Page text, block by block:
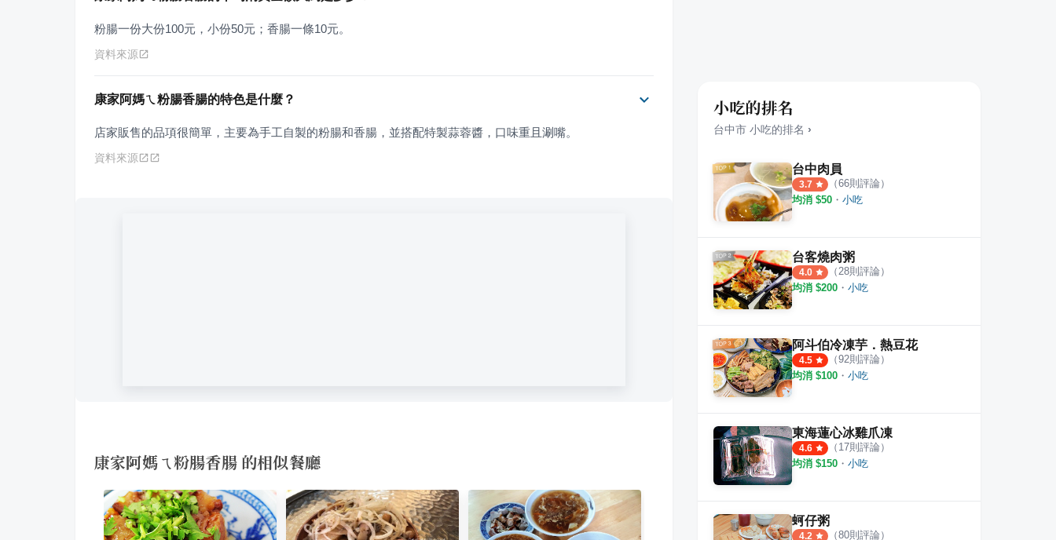
粉腸一份大份100元，小份50元；香腸一條10元。
資料來源
康家阿媽ㄟ粉腸香腸的特色是什麼？
店家販售的品項很簡單，主要為手工自製的粉腸和香腸，並搭配特製蒜蓉醬，口味重且涮嘴。
資料來源
康家阿媽ㄟ粉腸香腸 的相似餐廳
小吃的排名
台中市 小吃的排名 ›
台中肉員
3.7 （66則評論）
均消 $50 ・ 小吃
台客燒肉粥
4.0 （28則評論）
均消 $200 ・ 小吃
阿斗伯冷凍芋．熱豆花
4.5 （92則評論）
均消 $100 ・ 小吃
東海蓮心冰雞爪凍
4.6 （ 17則評論）
均消 $150 ・ 小吃
蚵仔粥
4.2 （80則評論）